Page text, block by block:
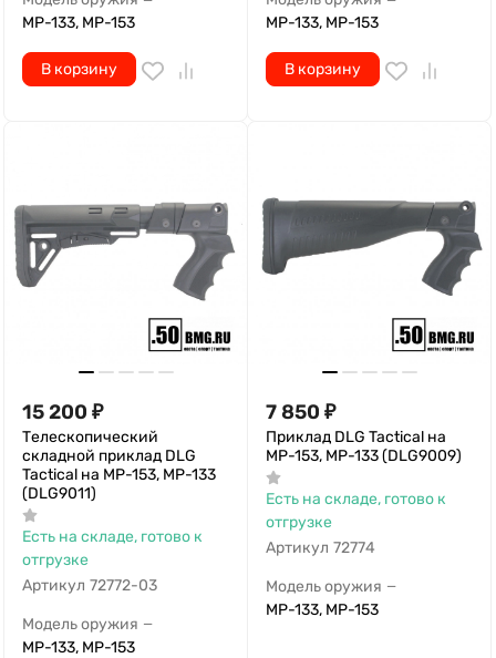
МР-133, МР-153
В корзину
МР-133, МР-153
В корзину
15 200 ₽
Телескопический
складной приклад DLG
Tactical на МР-153, МР-133
(DLG9011)
Есть на складе, готово к
отгрузке
Артикул 72772-03
Модель оружия —
МР-133, МР-153
7 850 ₽
Приклад DLG Tactical на
МР-153, МР-133 (DLG9009)
Есть на складе, готово к
отгрузке
Артикул 72774
Модель оружия —
МР-133, МР-153